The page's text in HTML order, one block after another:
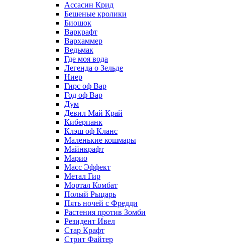
Ассасин Крид
Бешеные кролики
Биошок
Варкрафт
Вархаммер
Ведьмак
Где моя вода
Легенда о Зельде
Ниер
Гирс оф Вар
Год оф Вар
Дум
Девил Май Край
Киберпанк
Клэш оф Кланс
Маленькие кошмары
Майнкрафт
Марио
Масс Эффект
Метал Гир
Мортал Комбат
Полый Рыцарь
Пять ночей с Фредди
Растения против Зомби
Резидент Ивел
Стар Крафт
Стрит Файтер